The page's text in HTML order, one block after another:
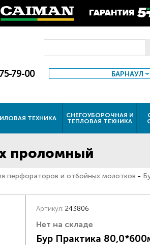
79-00 БАРНАУЛ
ТЕХНИКА
СНЕГОУБОРОЧНАЯ И
ТЕПЛОВАЯ ТЕХНИКА
проломный
перфораторов и отбойных молотков -
Артикул: 243806
Нет на складе
Бур Практика